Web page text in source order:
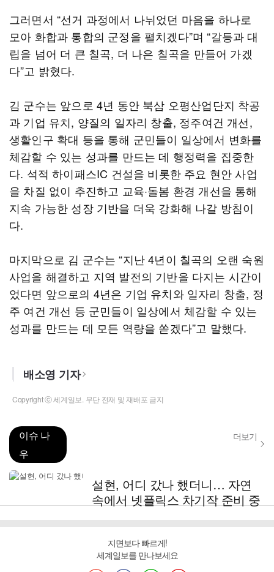
그러면서 “선거 과정에서 나뉘었던 마음을 하나로
모아 화합과 통합의 군정을 펼치겠다”며 “갈등과 대
립을 넘어 더 큰 칠곡, 더 나은 칠곡을 만들어 가겠
다”고 밝혔다.
김 군수는 앞으로 4년 동안 북삼 오평산업단지 착공
과 기업 유치, 양질의 일자리 창출, 정주여건 개선,
생활인구 확대 등을 통해 군민들이 일상에서 변화를
체감할 수 있는 성과를 만드는 데 행정력을 집중한
다. 석적 하이패스IC 건설을 비롯한 주요 현안 사업
을 차질 없이 추진하고 교육·돌봄 환경 개선을 통해
지속 가능한 성장 기반을 더욱 강화해 나갈 방침이
다.
마지막으로 김 군수는 “지난 4년이 칠곡의 오랜 숙원
사업을 해결하고 지역 발전의 기반을 다지는 시간이
었다면 앞으로의 4년은 기업 유치와 일자리 창출, 정
주 여건 개선 등 군민들이 일상에서 체감할 수 있는
성과를 만드는 데 모든 역량을 쏟겠다”고 말했다.
배소영 기자
Copyright ⓒ 세계일보. 무단 전재 및 재배포 금지
이슈 나
우
더보기
설현, 어디 갔나 했더니… 자연
속에서 넷플릭스 차기작 준비 중
지면보다 빠르게!
세계일보를 만나보세요